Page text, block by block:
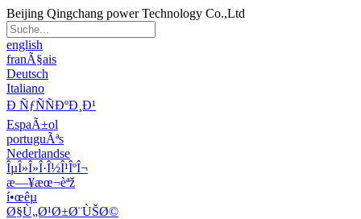
Beijing Qingchang power Technology Co.,Ltd
english
franÃ§ais
Deutsch
Italiano
Ð ÑƒÑÑÐºÐ¸Ð¹
EspaÃ±ol
portuguÃªs
Nederlandse
ÎµÎ»Î»Î·Î½Î¹ÎºÎ¬
æ—¥æœ¬èªž
í•œêµ­
Ø§Ù„Ø¹Ø±Ø¨ÙŠØ©